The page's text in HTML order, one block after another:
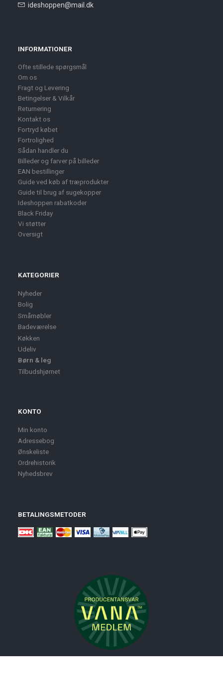
ideshoppen@mail.dk
INFORMATIONER
Ofte stillede spørgsmål
Om os
Fragt og Levering
Betingelser & Vilkår
Returnering
Kontakt os
Fortryd købet
Fortrolighed
Sådan handler du
Billeder og farver på billeder
EAN bestillinger
Guide ved køb af træprodukter
Guide til brug af sugekopper
Ideshoppen rabatkoder
Black Friday
Vi støtter
Oversigt
KATEGORIER
Nyheder
Bolig
Småmøbler
Badeværelse
Køkken
Udeliv
Børn & leg
Tilbudshjørnet
KONTO
Min konto
Adressebog
Ønskeliste
Ordrehistorik
Nyhedsbrev
BETALINGSMETODER